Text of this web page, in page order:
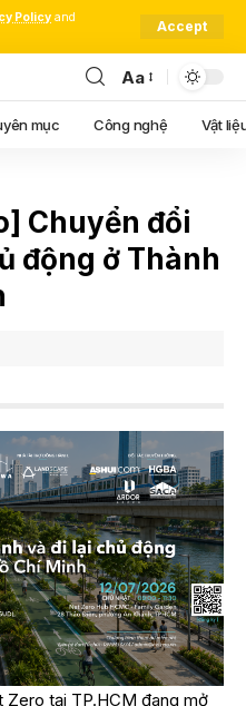
Policy and
Accept
Font
Resizer
Aa
mục Công nghệ Vật
Chuyển đổi
động ở Thành
Zero tại TP.HCM đang mở